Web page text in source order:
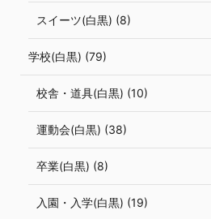
スイーツ(白黒) (8)
学校(白黒) (79)
校舎・道具(白黒) (10)
運動会(白黒) (38)
卒業(白黒) (8)
入園・入学(白黒) (19)